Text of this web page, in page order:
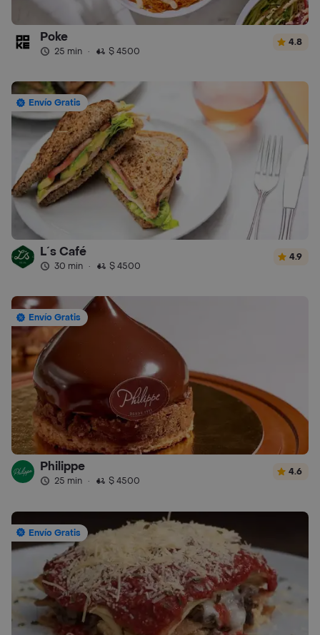
Poke
25 min · $ 4500
4.8
Envío Gratis
L´s Café
30 min · $ 4500
4.9
Envío Gratis
Philippe
25 min · $ 4500
4.6
Envío Gratis